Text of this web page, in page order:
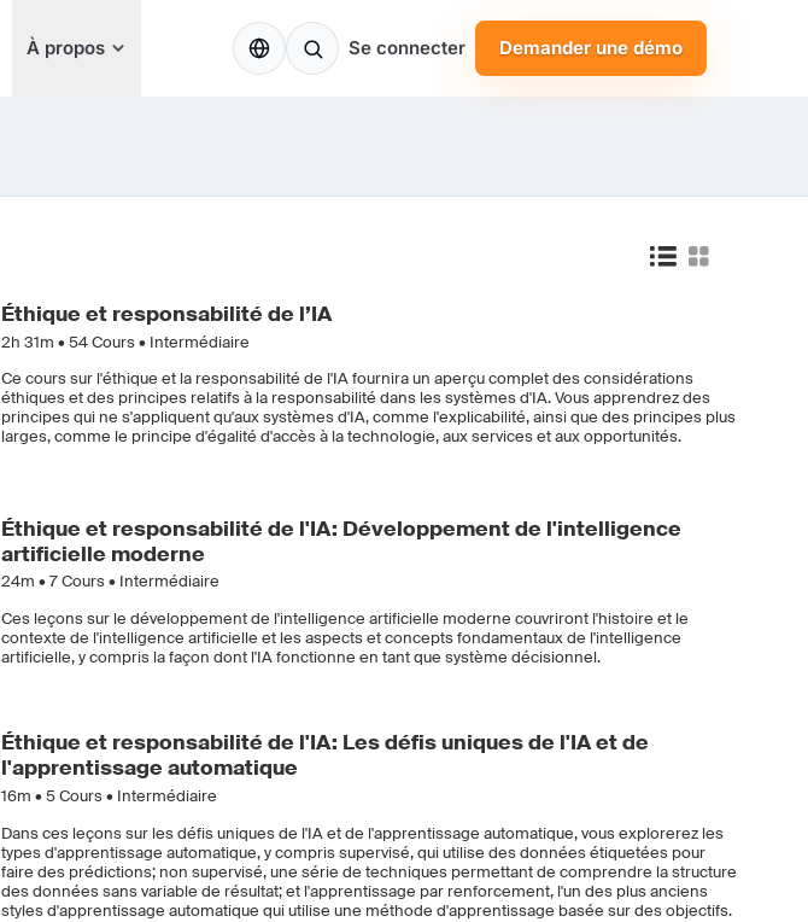
À propos FR Se connecter Demander une démo
Éthique et responsabilité de l’IA
2h 31m •54Cours • Intermédiaire
Ce cours sur l'éthique et la responsabilité de l'IA fournira un aperçu complet des considérations
éthiques et des principes relatifs à la responsabilité dans les systèmes d'IA. Vous apprendrez des
principes qui ne s'appliquent qu'aux systèmes d'IA, comme l'explicabilité, ainsi que des principes plus
larges, comme le principe d'égalité d'accès à la technologie, aux services et aux opportunités.
Éthique et responsabilité de l'IA: Développement de l'intelligence
artificielle moderne
24m •7Cours • Intermédiaire
Ces leçons sur le développement de l'intelligence artificielle moderne couvriront l'histoire et le
contexte de l'intelligence artificielle et les aspects et concepts fondamentaux de l'intelligence
artificielle, y compris la façon dont l'IA fonctionne en tant que système décisionnel.
Éthique et responsabilité de l'IA: Les défis uniques de l'IA et de
l'apprentissage automatique
16m •5Cours • Intermédiaire
Dans ces leçons sur les défis uniques de l'IA et de l'apprentissage automatique, vous explorerez les
types d'apprentissage automatique, y compris supervisé, qui utilise des données étiquetées pour
faire des prédictions; non supervisé, une série de techniques permettant de comprendre la structure
des données sans variable de résultat; et l'apprentissage par renforcement, l'un des plus anciens
styles d'apprentissage automatique qui utilise une méthode d'apprentissage basée sur des objectifs.